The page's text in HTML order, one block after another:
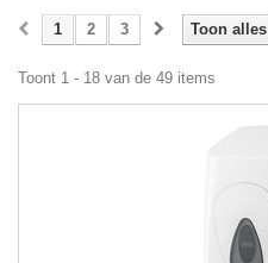
Toon alles
1 2 3
Toont 1 - 18 van de 49 items